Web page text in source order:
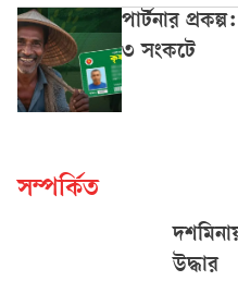
পার্টনার প্রকল্প:
৩ সংকটে
সম্পর্কিত
উদ্ধার